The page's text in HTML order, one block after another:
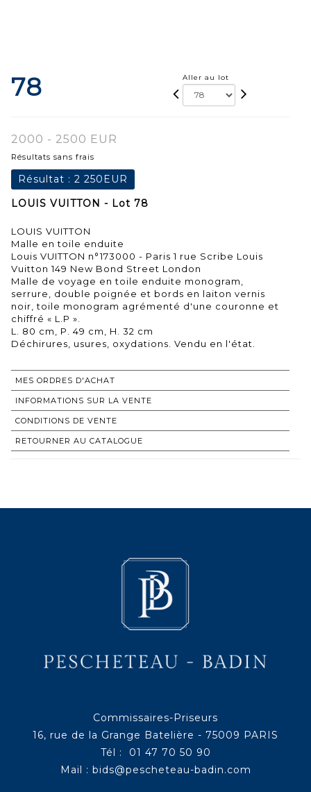
78 Aller au lot
2000 - 2500 EUR
Résultats sans frais
Résultat : 2 250EUR
LOUIS VUITTON - Lot 78
LOUIS VUITTON
Malle en toile enduite
Louis VUITTON n°173000 - Paris 1 rue Scribe Louis
Vuitton 149 New Bond Street London
Malle de voyage en toile enduite monogram,
serrure, double poignée et bords en laiton vernis
noir, toile monogram agrémenté d'une couronne et
chiffré « L.P ».
L. 80 cm, P. 49 cm, H. 32 cm
Déchirures, usures, oxydations. Vendu en l'état.
MES ORDRES D'ACHAT
INFORMATIONS SUR LA VENTE
CONDITIONS DE VENTE
RETOURNER AU CATALOGUE
Commissaires-Priseurs
16, rue de la Grange Batelière - 75009 PARIS
Tél : 01 47 70 50 90
Mail : bids@pescheteau-badin.com